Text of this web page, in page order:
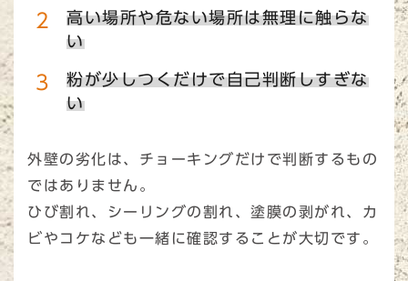
高い場所や危ない場所は無理に触らな
い
粉が少しつくだけで自己判断しすぎな
い
外壁の劣化は、チョーキングだけで判断するもの
ではありません。
ひび割れ、シーリングの割れ、塗膜の剥がれ、カ
ビやコケなども一緒に確認することが大切です。